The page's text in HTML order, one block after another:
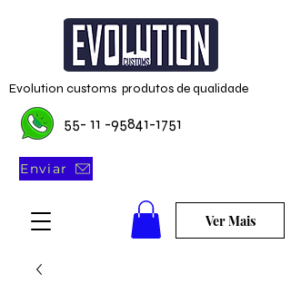
55- 11 -95841-1751
Enviar
Ver Mais
Evolution customs produtos de qualidade